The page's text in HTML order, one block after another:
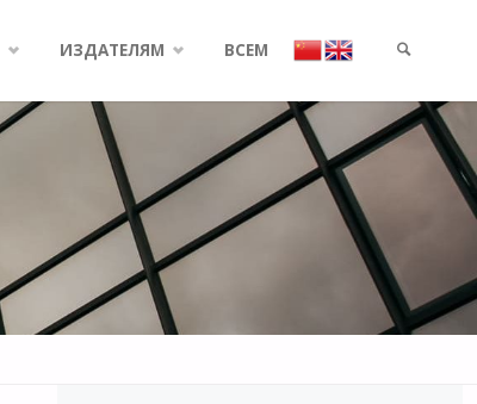
ИЗДАТЕЛЯМ ВСЕМ
SEARCH